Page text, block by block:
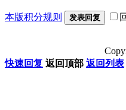
本版积分规则 发表回复
快速回复 返回顶部 返回列表